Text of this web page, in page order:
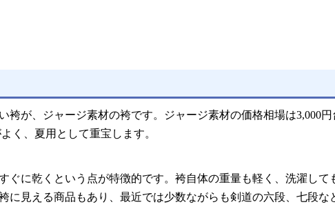
袴が、ジャージ素材の袴です。ジャージ素材の価格相場は3,000円
く、夏用として重宝します。
ぐに乾くという点が特徴的です。袴自体の重量も軽く、洗濯して
に見える商品もあり、最近では少数ながらも剣道の六段、七段な